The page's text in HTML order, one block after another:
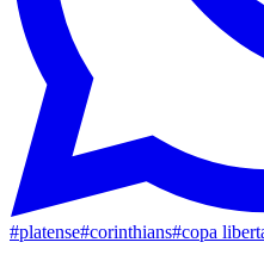
#platense#corinthians#copa